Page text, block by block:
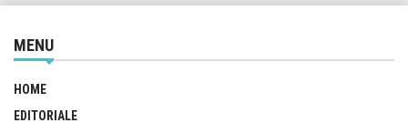
MENU
HOME
EDITORIALE